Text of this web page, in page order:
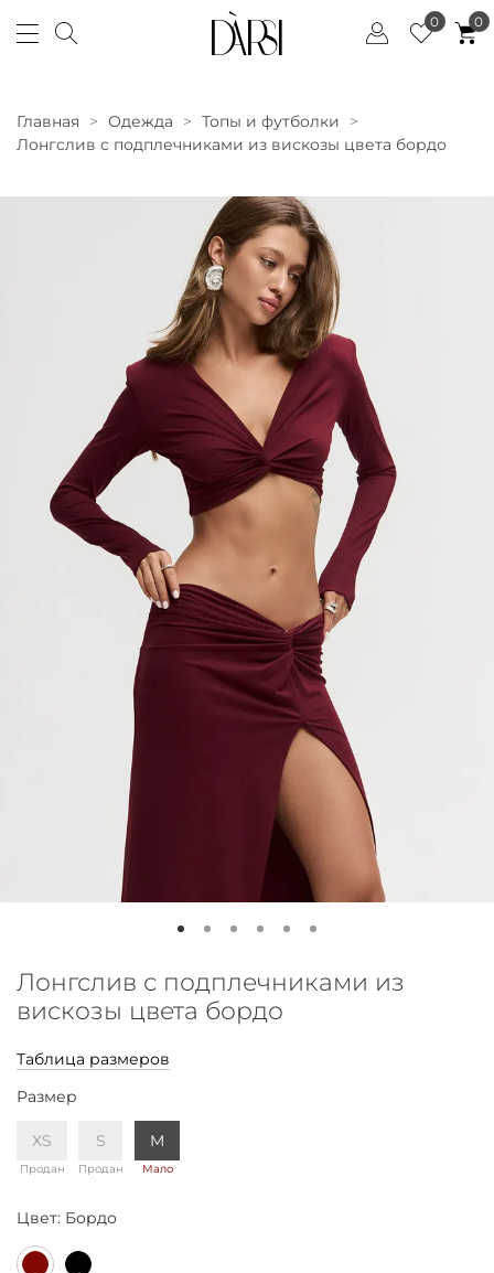
0 0
Главная Одежда
Топы и футболки
Лонгслив с подплечниками из вискозы цвета бордо
Лонгслив с подплечниками из
вискозы цвета бордо
Таблица размеров
Размер
XS
Продан
S
Продан
M
Мало
Цвет: Бордо